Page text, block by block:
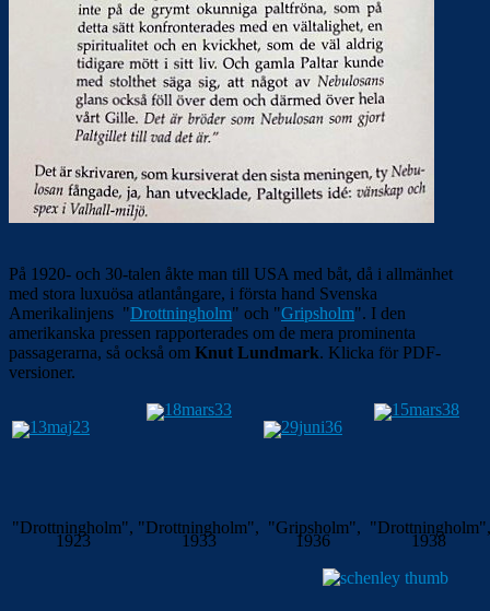
På 1920- och 30-talen åkte man till USA med båt, då i allmänhet
med stora luxuösa atlantångare, i första hand Svenska
Amerikalinjens "Drottningholm" och "Gripsholm". I den
amerikanska pressen rapporterades om de mera prominenta
passagerarna, så också om Knut Lundmark. Klicka för PDF-
versioner.
"Drottningholm",
1923
"Drottningholm",
1933
"Gripsholm",
1936
"Drottningholm",
1938